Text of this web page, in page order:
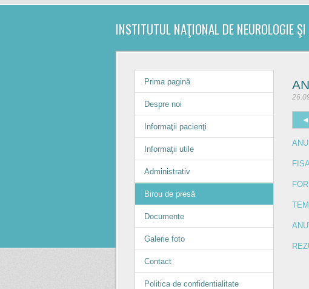
INSTITUTUL NAŢIONAL DE NEUROLOGIE
Prima pagină
Despre noi
Informaţii pacienţi
Informaţii utile
Administrativ
Birou de presă
Documente
Galerie foto
Contact
Politica de confidentialitate